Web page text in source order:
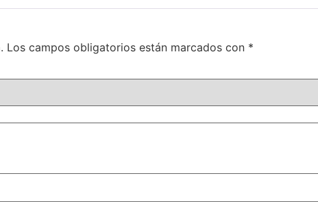
Los campos obligatorios están marcados con *